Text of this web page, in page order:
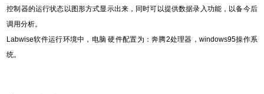
控制器的运行状态以图形方式显示出来，同时可以提供数据录入功能，以备今后
调用分析。
Labwise软件运行环境中，电脑 硬件配置为：奔腾2处理器，windows95操作系
统。